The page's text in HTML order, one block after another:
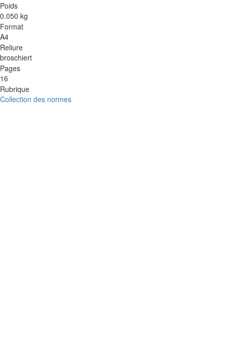
Poids
0.050 kg
Format
A4
Reliure
broschiert
Pages
16
Rubrique
Collection des normes